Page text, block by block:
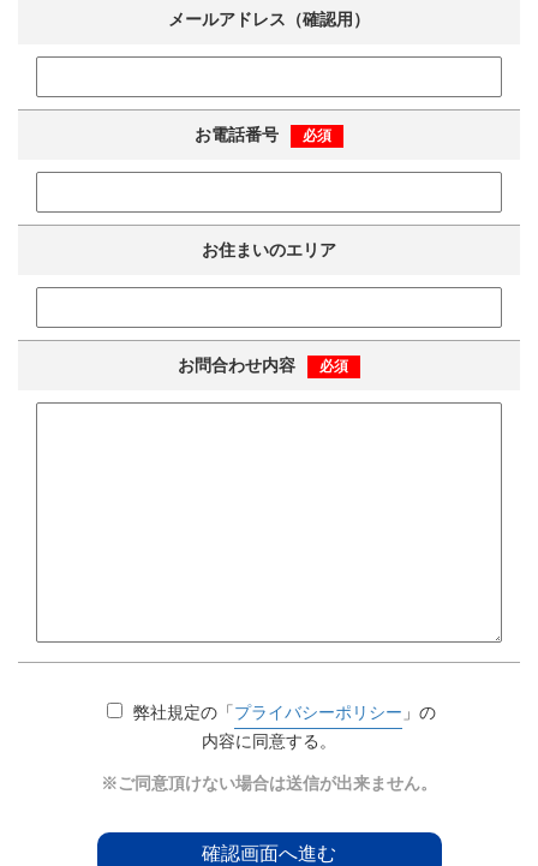
メールアドレス（確認用）
お電話番号 必須
お住まいのエリア
お問合わせ内容 必須
弊社規定の「プライバシーポリシー 」の
内容に同意する。
※ご同意頂けない場合は送信が出来ません。